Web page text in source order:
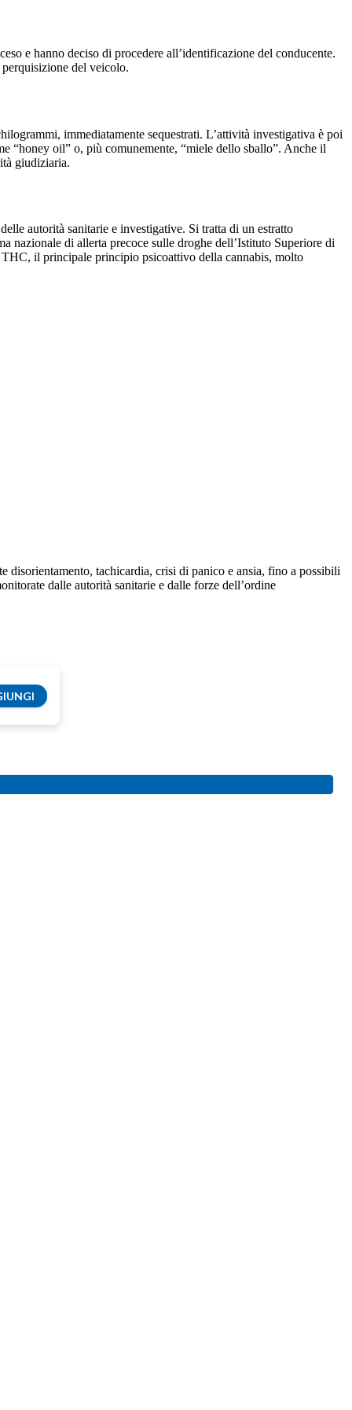
e hanno deciso di procedere all’identificazione del conducente.
del veicolo.
immediatamente sequestrati. L’attività investigativa è poi
“honey oil” o, più comunemente, “miele dello sballo”. Anche il
giudiziaria.
autorità sanitarie e investigative. Si tratta di un estratto
nazionale di allerta precoce sulle droghe dell’Istituto Superiore di
il principale principio psicoattivo della cannabis, molto
disorientamento, tachicardia, crisi di panico e ansia, fino a possibili
dalle autorità sanitarie e dalle forze dell’ordine